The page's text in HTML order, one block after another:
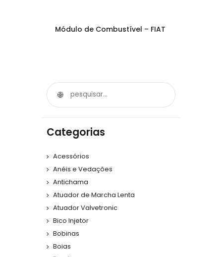
Módulo de Combustível – FIAT
Categorias
Acessórios
Anéis e Vedações
Antichama
Atuador de Marcha Lenta
Atuador Valvetronic
Bico Injetor
Bobinas
Boias